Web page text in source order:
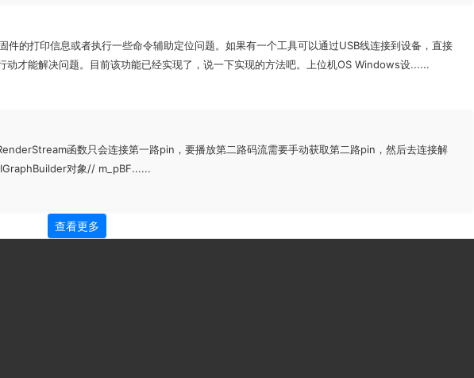
的打印信息或者执行一些命令辅助定位问题。如果有一个工具可以通过USB线连接到设备，直接
才能解决问题。目前该功能已经实现了，说一下实现的方法吧。上位机OS Windows设......
函数只会连接第一路pin，要播放第二路码流需要手动获取第二路pin，然后去连接解
对象// m_pBF......
查看更多